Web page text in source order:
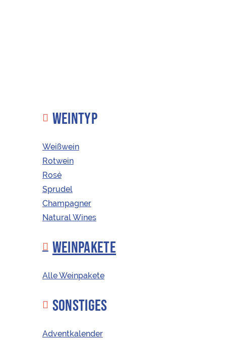
Korkenfreunde
shoppen
günstiger
Eingeloggten AbonnentInnen werden
ÖSTERREICHISCHE WEINE
INTERNATIONALE
WEINTYP
Weißwein
Rotwein
Rosé
Sprudel
Champagner
Natural Wines
WEINPAKETE
Alle Weinpakete
SONSTIGES
Adventkalender